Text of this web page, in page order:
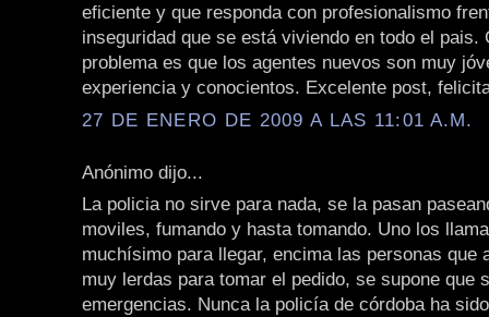
eficiente y que responda con profesionalismo
inseguridad que se está viviendo en todo el pais.
problema es que los agentes nuevos son muy
experiencia y conocientos. Excelente post,
27 DE ENERO DE 2009 A LAS 11:01 A.M.
Anónimo dijo...
La policia no sirve para nada, se la pasan
moviles, fumando y hasta tomando. Uno los
muchísimo para llegar, encima las personas que
muy lerdas para tomar el pedido, se supone que
emergencias. Nunca la policía de córdoba ha